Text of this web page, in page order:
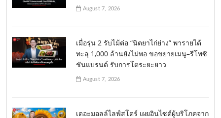
August 7, 2026
เมื่อรุ่น 2 รับไม้ต่อ “นิตยาไก่ย่าง” พารายได้
ทะลุ 1,000 ล้านยังไม่พอ ขอขยายเมนู–รีโพซิ
ชันแบรนด์ รับการโตระยะยาว
August 7, 2026
เดอะมอลล์ไลฟ์สโตร์ เผยอินไซต์ผู้บริโภคจาก